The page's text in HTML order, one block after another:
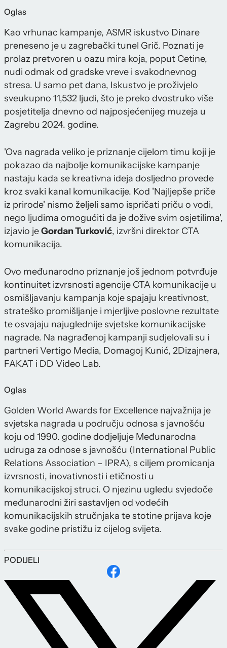
Oglas
Kao vrhunac kampanje, ASMR iskustvo Dinare
preneseno je u zagrebački tunel Grič. Poznati je
prolaz pretvoren u oazu mira koja, poput Cetine,
nudi odmak od gradske vreve i svakodnevnog
stresa. U samo pet dana, Iskustvo je proživjelo
sveukupno 11,532 ljudi, što je preko dvostruko više
posjetitelja dnevno od najposjećenijeg muzeja u
Zagrebu 2024. godine.
'Ova nagrada veliko je priznanje cijelom timu koji je
pokazao da najbolje komunikacijske kampanje
nastaju kada se kreativna ideja dosljedno provede
kroz svaki kanal komunikacije. Kod 'Najljepše priče
iz prirode' nismo željeli samo ispričati priču o vodi,
nego ljudima omogućiti da je dožive svim osjetilima',
izjavio jeGordan Turković, izvršni direktor CTA
komunikacija.
Ovo međunarodno priznanje još jednom potvrđuje
kontinuitet izvrsnosti agencije CTA komunikacije u
osmišljavanju kampanja koje spajaju kreativnost,
strateško promišljanje i mjerljive poslovne rezultate
te osvajaju najuglednije svjetske komunikacijske
nagrade. Na nagrađenoj kampanji sudjelovali su i
partneri Vertigo Media, Domagoj Kunić, 2Dizajnera,
FAKAT i DD Video Lab.
Oglas
Golden World Awards for Excellence najvažnija je
svjetska nagrada u području odnosa s javnošću
koju od 1990. godine dodjeljuje Međunarodna
udruga za odnose s javnošću (International Public
Relations Association – IPRA), s ciljem promicanja
izvrsnosti, inovativnosti i etičnosti u
komunikacijskoj struci. O njezinu ugledu svjedoče
međunarodni žiri sastavljen od vodećih
komunikacijskih stručnjaka te stotine prijava koje
svake godine pristižu iz cijelog svijeta.
PODIJELI